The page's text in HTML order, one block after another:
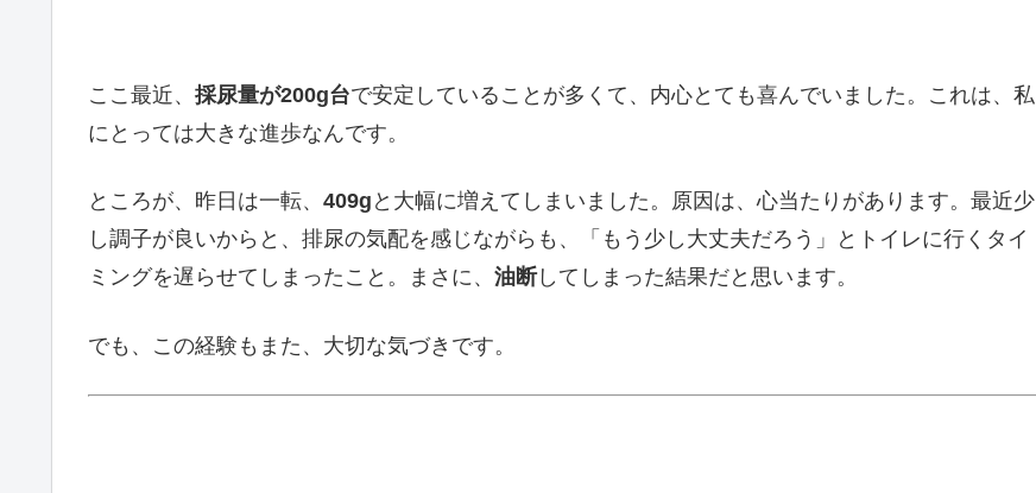
ここ最近、 採尿量が200g台で安定していることが多くて、内心とても喜んでいました。これは、私
にとっては大きな進歩なんです。
ところが、昨日は一転、 409g と大幅に増えてしまいました。原因は、心当たりがあります。最近少
し調子が良いからと、排尿の気配を感じながらも、「もう少し大丈夫だろう」とトイレに行くタイ
ミングを遅らせてしまったこと。まさに、 油断してしまった結果だと思います。
でも、この経験もまた、大切な気づきです。